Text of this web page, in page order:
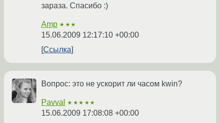
зараза. Спасибо :)
Amp ★★★
15.06.2009 12:17:10 +00:00
Ссылка
Вопрос: это не ускорит ли часом kwin?
Pavval ★★★★★
15.06.2009 17:08:08 +00:00